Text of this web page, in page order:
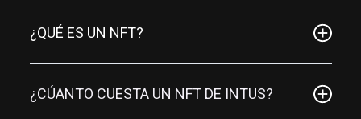
¿QUÉ ES UN NFT?
¿CÚANTO CUESTA UN NFT DE INTUS?